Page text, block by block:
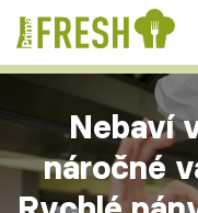
Kuře
Česká kuchyně
Nebaví
náročné